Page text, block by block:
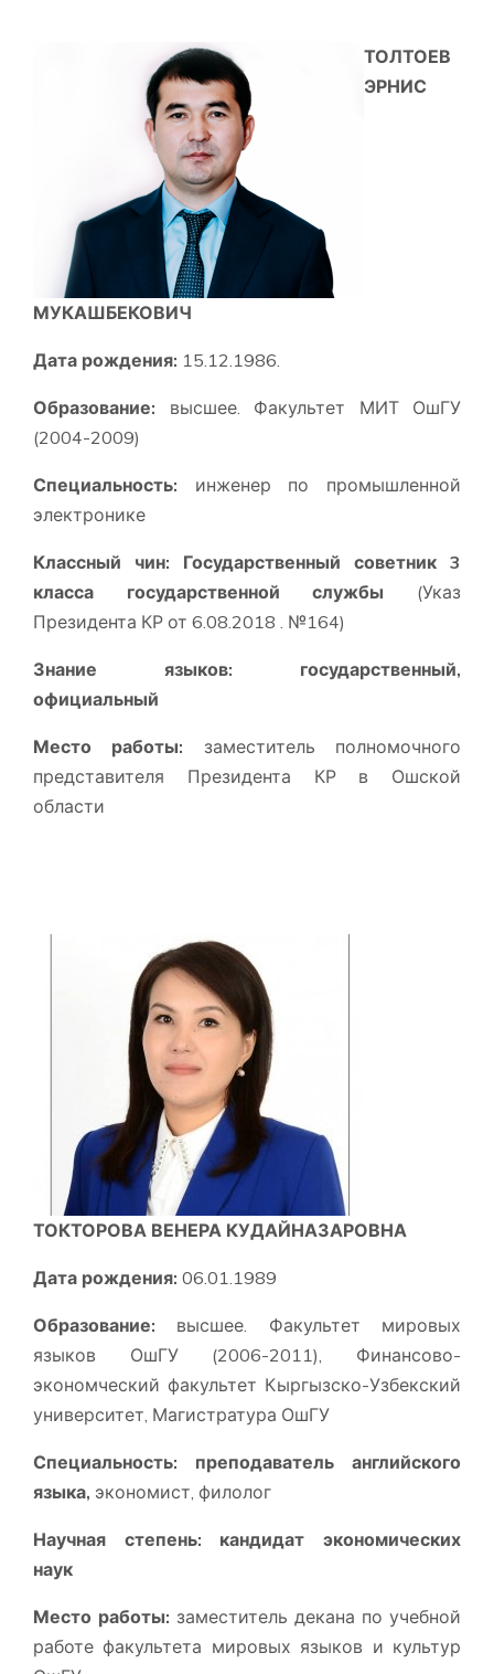
ТОЛТОЕВ
ЭРНИС
МУКАШБЕКОВИЧ
Дата рождения: 15.12.1986.
Образование: высшее. Факультет МИТ ОшГУ
(2004-2009)
Специальность: инженер по промышленной
электронике
Классный чин: Государственный советник 3
класса государственной службы (Указ
Президента КР от 6.08.2018 . №164)
Знание языков: государственный,
официальный
Место работы: заместитель полномочного
представителя Президента КР в Ошской
области
ТОКТОРОВА ВЕНЕРА КУДАЙНАЗАРОВНА
Дата рождения: 06.01.1989
Образование: высшее. Факультет мировых
языков ОшГУ (2006-2011), Финансово-
экономческий факультет Кыргызско-Узбекский
университет, Магистратура ОшГУ
Специальность: преподаватель английского
языка, экономист, филолог
Научная степень: кандидат экономических
наук
Место работы: заместитель декана по учебной
работе факультета мировых языков и культур